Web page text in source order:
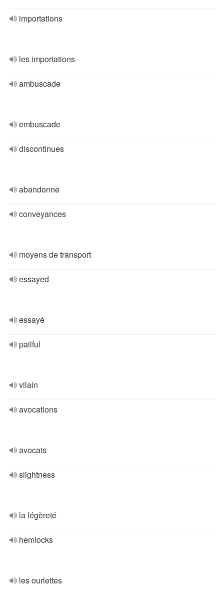
importations
les importations
ambuscade
embuscade
discontinues
abandonne
conveyances
moyens de transport
essayed
essayé
pailful
vilain
avocations
avocats
slightness
la légèreté
hemlocks
les ourlettes